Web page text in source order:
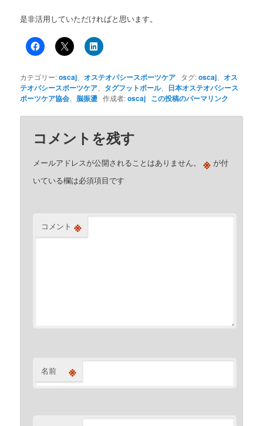
是非活用していただければと思います。
カテゴリー:oscaj 、オステオパシースポーツケア タグ:oscaj 、オス
テオパシースポーツケア
タグフットボール、
日本オステオパシース
ポーツケア協会
脳振盪 作成者:oscaj この投稿のパーマリンク
コメントを残す
メールアドレスが公開されることはありません。 ※ が付
いている欄は必須項目です
コメント ※
名前 ※